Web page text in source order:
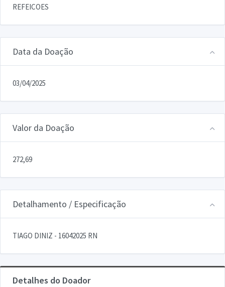
REFEICOES
Data da Doação
03/04/2025
Valor da Doação
272,69
Detalhamento / Especificação
TIAGO DINIZ - 16042025 RN
Detalhes do Doador